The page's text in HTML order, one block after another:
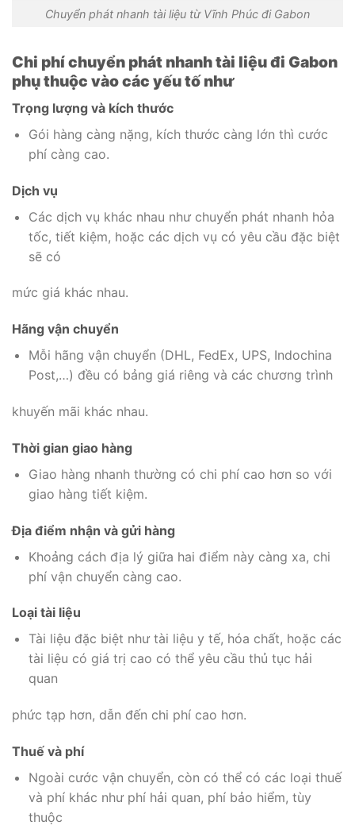
Chuyển phát nhanh tài liệu từ Vĩnh Phúc đi Gabon
Chi phí chuyển phát nhanh tài liệu đi Gabon
phụ thuộc vào các yếu tố như
Trọng lượng và kích thước
Gói hàng càng nặng, kích thước càng lớn thì cước
phí càng cao.
Dịch vụ
Các dịch vụ khác nhau như chuyển phát nhanh hỏa
tốc, tiết kiệm, hoặc các dịch vụ có yêu cầu đặc biệt
sẽ có
mức giá khác nhau.
Hãng vận chuyển
Mỗi hãng vận chuyển (DHL, FedEx, UPS, Indochina
Post,…) đều có bảng giá riêng và các chương trình
khuyến mãi khác nhau.
Thời gian giao hàng
Giao hàng nhanh thường có chi phí cao hơn so với
giao hàng tiết kiệm.
Địa điểm nhận và gửi hàng
Khoảng cách địa lý giữa hai điểm này càng xa, chi
phí vận chuyển càng cao.
Loại tài liệu
Tài liệu đặc biệt như tài liệu y tế, hóa chất, hoặc các
tài liệu có giá trị cao có thể yêu cầu thủ tục hải
quan
phức tạp hơn, dẫn đến chi phí cao hơn.
Thuế và phí
Ngoài cước vận chuyển, còn có thể có các loại thuế
và phí khác như phí hải quan, phí bảo hiểm, tùy
thuộc